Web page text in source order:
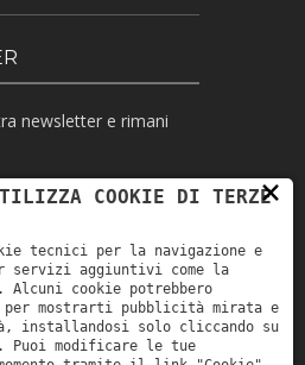
newsletter e rimani
e autorizzo il
dati personali per le
*
×
COOKIE DI TERZE
tecnici per la navigazione e
servizi aggiuntivi come la
cookie potrebbero
per mostrarti pubblicità mirata e
solo cliccando su
modificare le tue